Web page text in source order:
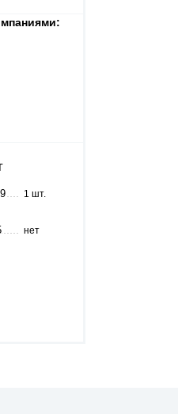
1 шт.
нет